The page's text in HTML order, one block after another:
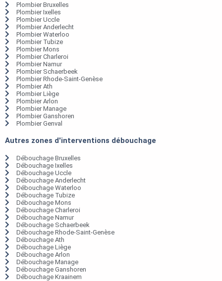
Plombier Bruxelles
Plombier Ixelles
Plombier Uccle
Plombier Anderlecht
Plombier Waterloo
Plombier Tubize
Plombier Mons
Plombier Charleroi
Plombier Namur
Plombier Schaerbeek
Plombier Rhode-Saint-Genèse
Plombier Ath
Plombier Liège
Plombier Arlon
Plombier Manage
Plombier Ganshoren
Plombier Genval
Autres zones d'interventions débouchage
Débouchage Bruxelles
Débouchage Ixelles
Débouchage Uccle
Débouchage Anderlecht
Débouchage Waterloo
Débouchage Tubize
Débouchage Mons
Débouchage Charleroi
Débouchage Namur
Débouchage Schaerbeek
Débouchage Rhode-Saint-Genèse
Débouchage Ath
Débouchage Liège
Débouchage Arlon
Débouchage Manage
Débouchage Ganshoren
Débouchage Kraainem